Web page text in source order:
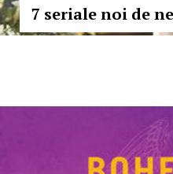
7 seriale noi de